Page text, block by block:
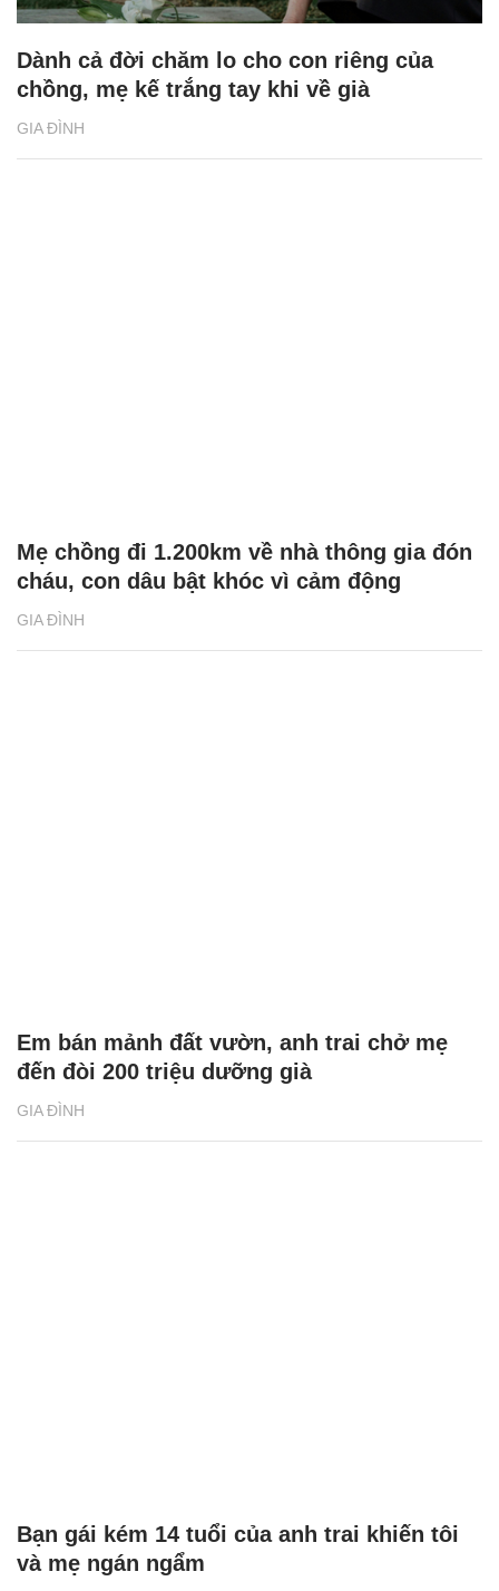
GIA ĐÌNH
Dành cả đời chăm lo cho con riêng của
chồng, mẹ kế trắng tay khi về già
GIA ĐÌNH
Mẹ chồng đi 1.200km về nhà thông gia đón
cháu, con dâu bật khóc vì cảm động
GIA ĐÌNH
Em bán mảnh đất vườn, anh trai chở mẹ
đến đòi 200 triệu dưỡng già
Bạn gái kém 14 tuổi của anh trai khiến tôi
và mẹ ngán ngẩm